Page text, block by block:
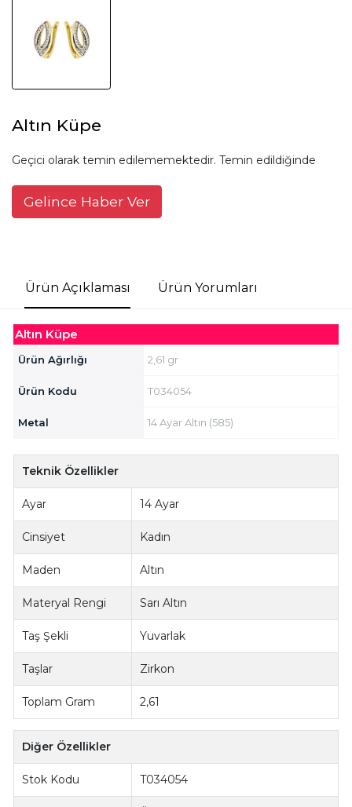
Altın Küpe
Geçici olarak temin edilememektedir. Temin edildiğinde
Gelince Haber Ver
Ürün Açıklaması Ürün Yorumları
Altın Küpe
Ürün Ağırlığı 2,61 gr
Ürün Kodu T034054
Metal 14 Ayar Altın (585)
Teknik Özellikler
Ayar 14 Ayar
Cinsiyet Kadın
Maden Altın
Materyal Rengi Sarı Altın
Taş Şekli Yuvarlak
Taşlar Zirkon
Toplam Gram 2,61
Diğer Özellikler
Stok Kodu T034054